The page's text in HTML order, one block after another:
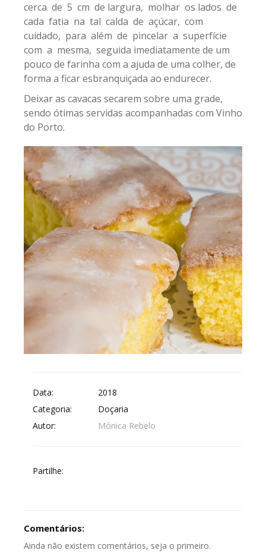
cerca de 5 cm de largura, molhar os lados de
cada fatia na tal calda de açúcar, com
cuidado, para além de pincelar a superfície
com a mesma, seguida imediatamente de um
pouco de farinha com a ajuda de uma colher, de
forma a ficar esbranquiçada ao endurecer.
Deixar as cavacas secarem sobre uma grade,
sendo ótimas servidas acompanhadas com Vinho
do Porto.
Data:
2018
Categoria:
Doçaria
Autor:
Mónica Rebelo
Partilhe:
Comentários:
Ainda não existem comentários, seja o primeiro.